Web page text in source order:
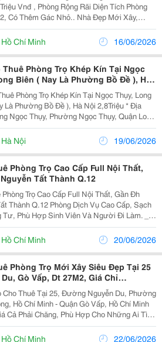
Vnđ , Phòng Rộng Rãi Diện Tích Phòng
Có Thêm Gác Nhỏ.. Nhà Đẹp Mới Xây,
Đặc Biệt Không Có Tình Trạng Ngập Nước
Cường. Nhà Có Ban Công Nhìn Ra Đằng...
Hồ Chí Minh 16/06/2026
Thuê Phòng Trọ Khép Kín Tại Ngọc
Biên ( Nay Là Phường Bồ Đề ), Hà
Phòng Trọ Khép Kín Tại Ngọc Thụy, Long
Là Phường Bồ Đề ), Hà Nội 2,8Triệu * Địa
Ngọc Thụy, Phường Ngọc Thụy, Quận Long
- Diện Tích Phòng Rộng 30M2, Có Gác Xép
Tích Sử Dụng - Phòng Trọ Khép...
Hà Nội 19/06/2026
Phòng Trọ Cao Cấp Full Nội Thất,
Tất Thành Q.12
Phòng Trọ Cao Cấp Full Nội Thất, Gần Đh
Thành Q.12 Phòng Dịch Vụ Cao Cấp, Sạch
Tư, Phù Hợp Sinh Viên Và Người Đi Làm. _
Từ 5 &Ndash; 5,5 Triệu/Phòng/2 Người. _
0989640995 _ Phòng : 25M2 _ Vị...
Hồ Chí Minh 20/06/2026
Phòng Trọ Mới Xây Siêu Đẹp Tại 25
Gò Vấp, Dt 27M2, Giá Chỉ
Cho Thuê Tại 25, Đường Nguyễn Du, Phường
Hồ Chí Minh - Quận Gò Vấp, Hồ Chí Minh
Cả Phải Chăng, Phù Hợp Cho Những Ai Tìm
Gian Sống Tiện Nghi Và Thoải Mái. - Diện
Thiết Kế Gồm 1Pn + 1Wc. -...
Hồ Chí Minh 22/06/2026